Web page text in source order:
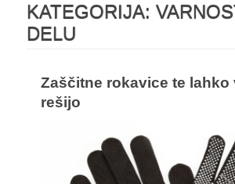
KATEGORIJA:
DELU
Zaščitne rokavice te lahko
rešijo